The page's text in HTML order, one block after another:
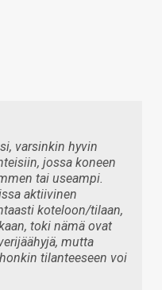
varsinkin hyvin
jossa koneen
tai useampi.
aktiivinen
koteloon/tilaan,
toki nämä ovat
mutta
tilanteeseen voi